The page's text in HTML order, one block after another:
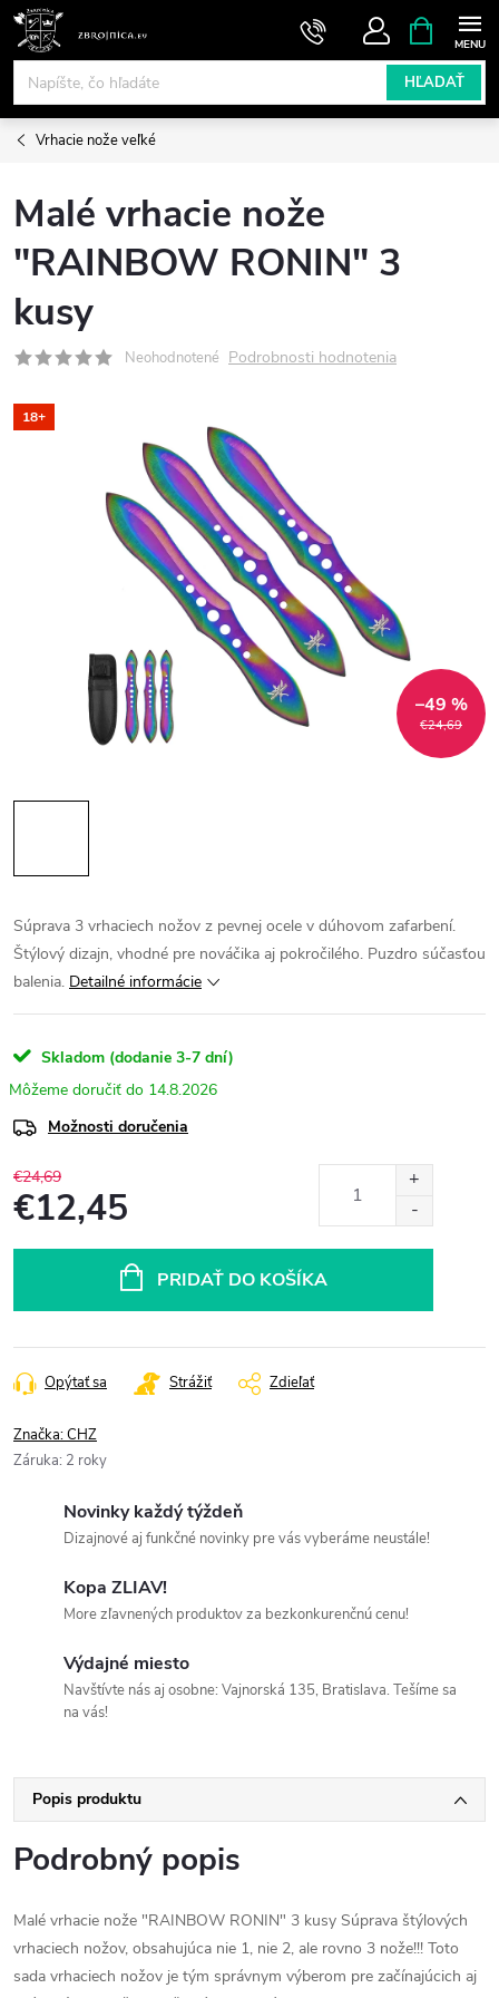
Prejsť
obsah
HĽADAŤ
KOŠÍK
Vrhacie nože veľké
Malé vrhacie nože
"RAINBOW RONIN" 3
kusy
Neohodnotené Podrobnosti hodnotenia
18+
€24,69
–49 %
Súprava 3 vrhaciech nožov z pevnej ocele v dúhovom zafarbení.
Štýlový dizajn, vhodné pre nováčika aj pokročilého. Puzdro súčasťou
balenia. Detailné informácie
Skladom (dodanie 3-7 dní)
14.8.2026
Možnosti doručenia
€24,69
€12,45
PRIDAŤ DO KOŠÍKA
Opýtať sa Strážiť Zdieľať
Značka:CHZ
Záruka: 2 roky
Novinky každý týždeň
Dizajnové aj funkčné novinky pre vás vyberáme neustále!
Kopa ZLIAV!
More zľavnených produktov za bezkonkurenčnú cenu!
Výdajné miesto
Navštívte nás aj osobne: Vajnorská 135, Bratislava. Tešíme sa
na vás!
Popis produktu
Podrobný popis
Malé vrhacie nože "RAINBOW RONIN" 3 kusy Súprava štýlových
vrhaciech nožov, obsahujúca nie 1, nie 2, ale rovno 3 nože!!! Toto
sada vrhaciech nožov je tým správnym výberom pre začínajúcich aj